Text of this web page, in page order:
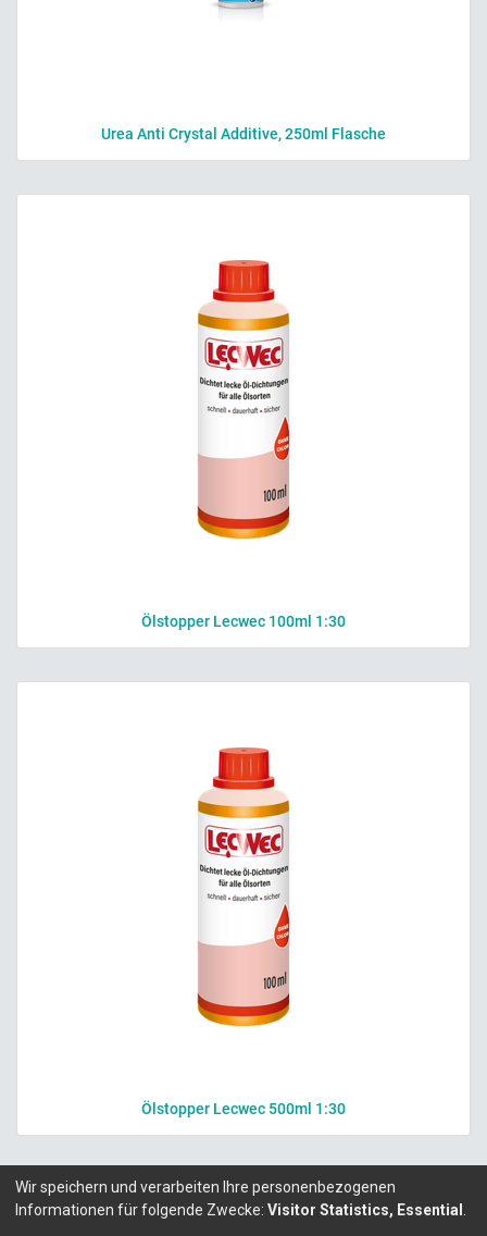
Urea Anti Crystal Additive, 250ml Flasche
Ölstopper Lecwec 100ml 1:30
Ölstopper Lecwec 500ml 1:30
Wir speichern und verarbeiten Ihre personenbezogenen
Informationen für folgende Zwecke: Visitor Statistics, Essential